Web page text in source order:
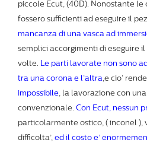
piccole Ecut, (40D). Nonostante le
fossero sufficienti ad eseguire il
mancanza di una vasca ad
semplici accorgimenti di eseguire
volte. Le parti lavorate non sono
tra una corona e l’altra,e cio’
impossibile, la lavorazione con
convenzionale. Con Ecut, nessun
particolarmente ostico, ( inconel ),
difficolta’, ed il costo e’